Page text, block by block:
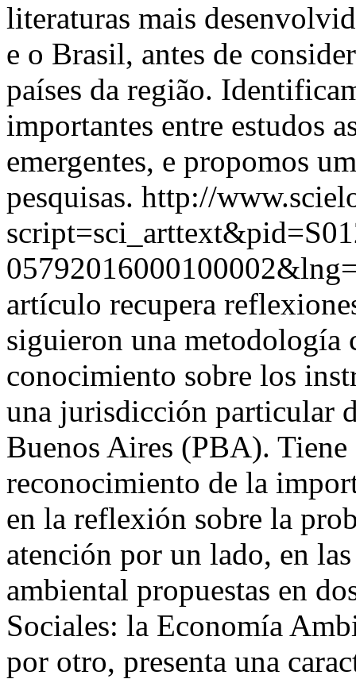
literaturas mais
e o Brasil, antes de
países da região.
importantes entre estudos
emergentes, e propomos
pesquisas. http://
artículo recupera
siguieron una
conocimiento sobre los
una jurisdicción particular
Buenos Aires (PBA).
reconocimiento de la
en la reflexión sobre la
atención por un lado, en
ambiental propuestas en
Sociales: la Economía
por otro, presenta una